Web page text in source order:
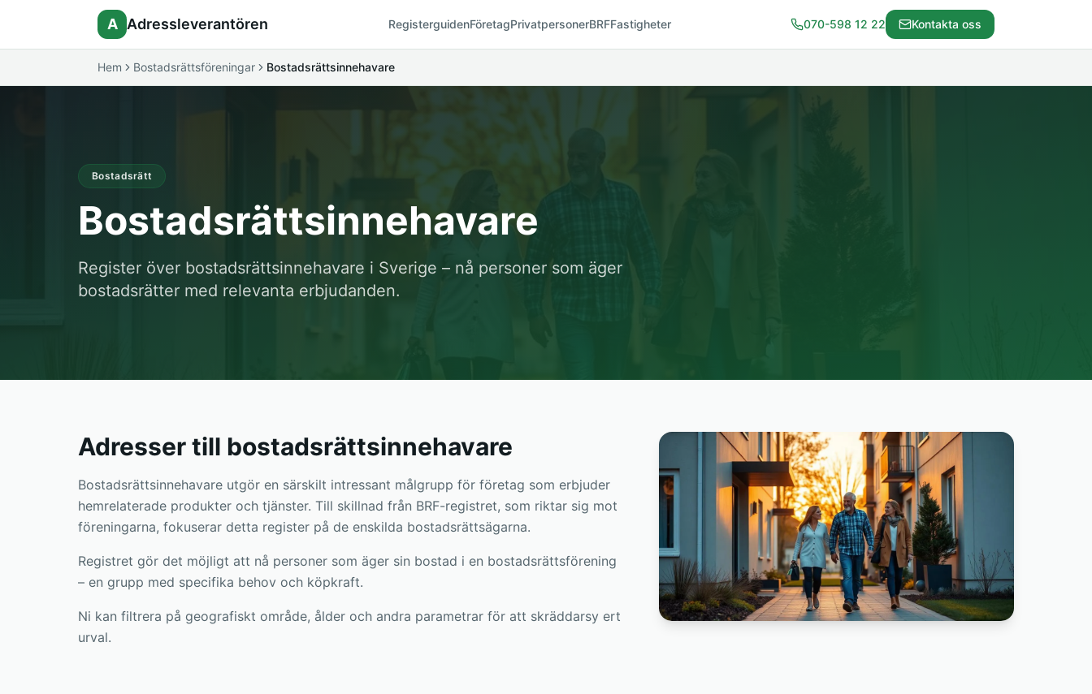
A Adressleverantören RegisterguidenFöretagPrivatpersonerBRFFastigheter 070-598 12 22 Kontakta oss
Hem Bostadsrättsföreningar Bostadsrättsinnehavare
Bostadsrätt
Bostadsrättsinnehavare
Register över bostadsrättsinnehavare i Sverige – nå personer som äger
bostadsrätter med relevanta erbjudanden.
Adresser till bostadsrättsinnehavare
Bostadsrättsinnehavare utgör en särskilt intressant målgrupp för företag som erbjuder
hemrelaterade produkter och tjänster. Till skillnad från BRF-registret, som riktar sig mot
föreningarna, fokuserar detta register på de enskilda bostadsrättsägarna.
Registret gör det möjligt att nå personer som äger sin bostad i en bostadsrättsförening
– en grupp med specifika behov och köpkraft.
Ni kan filtrera på geografiskt område, ålder och andra parametrar för att skräddarsy ert
urval.